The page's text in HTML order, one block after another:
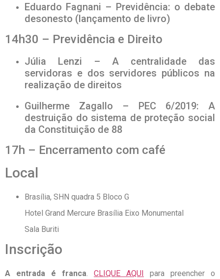
Eduardo Fagnani – Previdência: o debate
desonesto (lançamento de livro)
14h30 – Previdência e Direito
Júlia Lenzi – A centralidade das
servidoras e dos servidores públicos na
realização de direitos
Guilherme Zagallo – PEC 6/2019: A
destruição do sistema de proteção social
da Constituição de 88
17h – Encerramento com café
Local
Brasília, SHN quadra 5 Bloco G
Hotel Grand Mercure Brasília Eixo Monumental
Sala Buriti
Inscrição
A entrada é franca. CLIQUE AQUI para preencher o